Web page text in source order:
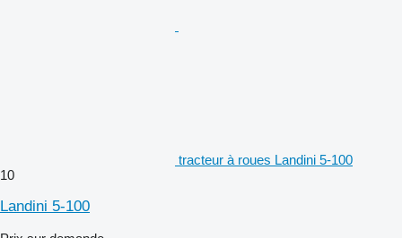
tracteur à roues Landini 5-100
10
Landini 5-100